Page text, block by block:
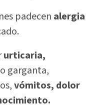
padecen alergia
urticaria,
garganta,
vómitos, dolor